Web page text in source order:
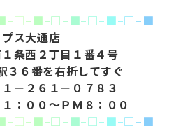
–□–■–□–■–□–■–□–■
プス大通店
条西２丁目１番４号
３６番を右折してすぐ
２６１－０７８３
：００～ＰＭ８：００
–□–■–□–■–□–■–□–■